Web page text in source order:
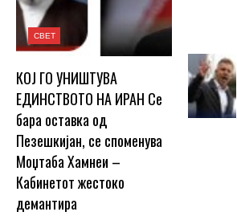
СВЕТ
КОЈ ГО УНИШТУВА
ЕДИНСТВОТО НА ИРАН Се
бара оставка од
Пезешкијан, се споменува
Моџтаба Хамнеи –
Кабинетот жестоко
демантира